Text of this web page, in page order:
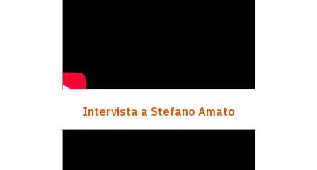
Intervista a Stefano Amato